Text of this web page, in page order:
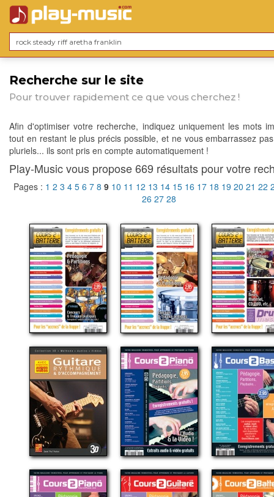
Recherche sur le site
Pour trouver rapidement ce que vous cherchez !
Afin d'optimiser votre recherche, indiquez uniquement les mots
tout en restant le plus précis possible, et ne vous embarrassez
pluriels... ils sont pris en compte automatiquement !
Play-Music vous propose 669 résultats pour votre
Pages : 1 2 3 4 5 6 7 8 9 10 11 12 13 14 15 16 17 18 19 20 21 22
26 27 28